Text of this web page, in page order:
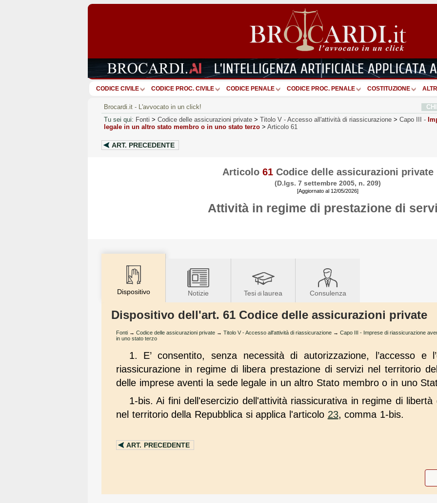
CODICE CIVILE CODICE PROC. CIVILE CODICE PENALE CODICE PROC. PENALE COSTITUZIONE ALTRI
Brocardi.it - L'avvocato in un click!
Tu sei qui: Fonti > Codice delle assicurazioni private > Titolo V - Accesso all'attività di riassicurazione > Capo III -
legale in un altro stato membro o in uno stato terzo > Articolo 61
ART. PRECEDENTE
Articolo 61Codice delle assicurazioni private
(D.lgs. 7 settembre 2005, n. 209)
[Aggiornato al 12/05/2026]
Attività in regime di prestazione di
Dispositivo Notizie Tesi di laurea Consulenza
Dispositivo dell'art. 61 Codice delle assicurazioni private
Fonti → Codice delle assicurazioni private → Titolo V - Accesso all'attività di riassicurazione → Capo III - Imprese di riassicurazione
in uno stato terzo
1. E’ consentito, senza necessità di autorizzazione, l’accesso e
riassicurazione in regime di libera prestazione di servizi nel territorio
delle imprese aventi la sede legale in un altro Stato membro o in uno
1-bis. Ai fini dell'esercizio dell'attività riassicurativa in regime di
nel territorio della Repubblica si applica l'articolo 23, comma 1-bis.
ART. PRECEDENTE